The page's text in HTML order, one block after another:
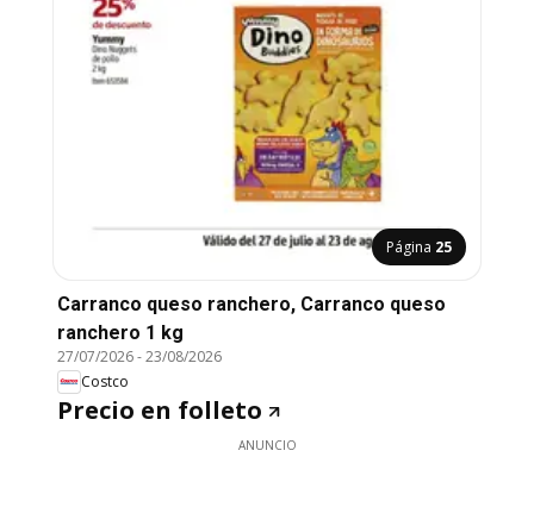
Página 25
Carranco queso ranchero, Carranco queso
ranchero 1 kg
27/07/2026-23/08/2026
Costco
Precio en folleto
ANUNCIO